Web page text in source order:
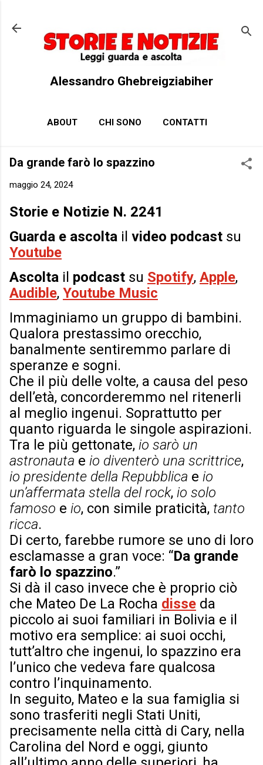
Alessandro Ghebreigziabiher
ABOUT CHI SONO CONTATTI
Da grande farò lo spazzino
maggio 24, 2024
Storie e Notizie N. 2241
Guarda e ascolta il video podcast su
Youtube
Ascolta il podcast su Spotify, Apple,
Audible, Youtube Music
Immaginiamo un gruppo di bambini.
Qualora prestassimo orecchio,
banalmente sentiremmo parlare di
speranze e sogni.
Che il più delle volte, a causa del peso
dell’età, concorderemmo nel ritenerli
al meglio ingenui. Soprattutto per
quanto riguarda le singole aspirazioni.
Tra le più gettonate, io sarò un
astronauta e io diventerò una scrittrice,
io presidente della Repubblica e io
un’affermata stella del rock, io solo
famoso e io, con simile praticità, tanto
ricca.
Di certo, farebbe rumore se uno di loro
esclamasse a gran voce: “Da grande
farò lo spazzino.”
Si dà il caso invece che è proprio ciò
che Mateo De La Rocha disse da
piccolo ai suoi familiari in Bolivia e il
motivo era semplice: ai suoi occhi,
tutt’altro che ingenui, lo spazzino era
l’unico che vedeva fare qualcosa
contro l’inquinamento.
In seguito, Mateo e la sua famiglia si
sono trasferiti negli Stati Uniti,
precisamente nella città di Cary, nella
Carolina del Nord e oggi, giunto